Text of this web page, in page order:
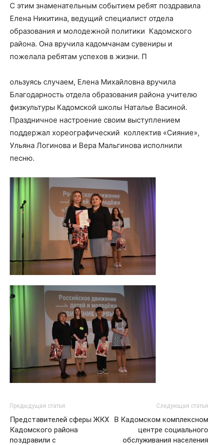
С этим знаменательным событием ребят поздравила
Елена Никитина, ведущий специалист отдела
образования и молодежной политики Кадомского
района. Она вручила кадомчанам сувениры и
пожелала ребятам успехов в жизни. П
ользуясь случаем, Елена Михайловна вручила
Благодарность отдела образования района учителю
физкультуры Кадомской школы Наталье Васиной.
Праздничное настроение своим выступлением
поддержал хореографический коллектив «Сияние»,
Ульяна Логинова и Вера Мальгинова исполнили
песню.
Предыдущая статья
Представителей сферы ЖКХ
Кадомского района
поздравили с
Следующая статья
В Кадомском комплексном
центре социального
обслуживания населения